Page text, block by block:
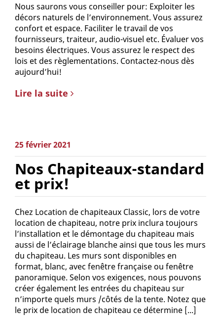
Nous saurons vous conseiller pour: Exploiter les
décors naturels de l’environnement. Vous assurez
confort et espace. Faciliter le travail de vos
fournisseurs, traiteur, audio-visuel etc. Évaluer vos
besoins électriques. Vous assurez le respect des
lois et des règlementations. Contactez-nous dès
aujourd’hui!
Lire la suite
25 février 2021
Nos Chapiteaux-standard
et prix!
Chez Location de chapiteaux Classic, lors de votre
location de chapiteau, notre prix inclura toujours
l’installation et le démontage du chapiteau mais
aussi de l’éclairage blanche ainsi que tous les murs
du chapiteau. Les murs sont disponibles en
format, blanc, avec fenêtre française ou fenêtre
panoramique. Selon vos exigences, nous pouvons
créer également les entrées du chapiteau sur
n’importe quels murs /côtés de la tente. Notez que
le prix de location de chapiteau ce détermine [...]